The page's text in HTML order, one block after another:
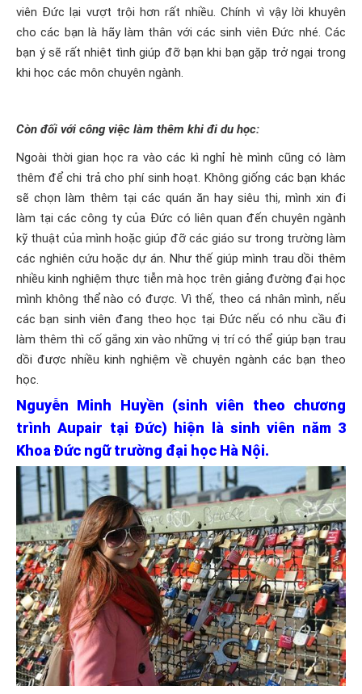
viên Đức lại vượt trội hơn rất nhiều. Chính vì vậy lời khuyên
cho các bạn là hãy làm thân với các sinh viên Đức nhé. Các
bạn ý sẽ rất nhiệt tình giúp đỡ bạn khi bạn gặp trở ngại trong
khi học các môn chuyên ngành.
Còn đối với công việc làm thêm khi đi du học:
Ngoài thời gian học ra vào các kì nghỉ hè mình cũng có làm
thêm để chi trả cho phí sinh hoạt. Không giống các bạn khác
sẽ chọn làm thêm tại các quán ăn hay siêu thị, mình xin đi
làm tại các công ty của Đức có liên quan đến chuyên ngành
kỹ thuật của mình hoặc giúp đỡ các giáo sư trong trường làm
các nghiên cứu hoặc dự án. Như thế giúp mình trau dồi thêm
nhiều kinh nghiệm thực tiễn mà học trên giảng đường đại học
mình không thể nào có được. Vì thế, theo cá nhân mình, nếu
các bạn sinh viên đang theo học tại Đức nếu có nhu cầu đi
làm thêm thì cố gắng xin vào những vị trí có thể giúp bạn trau
dồi được nhiều kinh nghiệm về chuyên ngành các bạn theo
học.
Nguyễn Minh Huyền (sinh viên theo chương
trình Aupair tại Đức) hiện là sinh viên năm 3
Khoa Đức ngữ trường đại học Hà Nội.